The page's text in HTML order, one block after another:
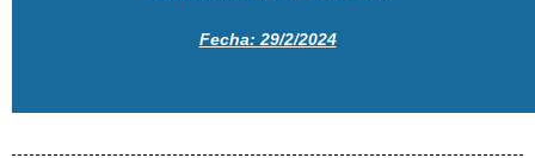
Fecha: 29/2/2024